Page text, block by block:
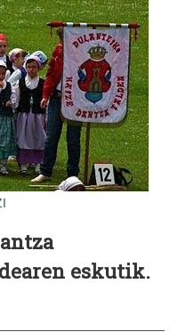
eskutik.